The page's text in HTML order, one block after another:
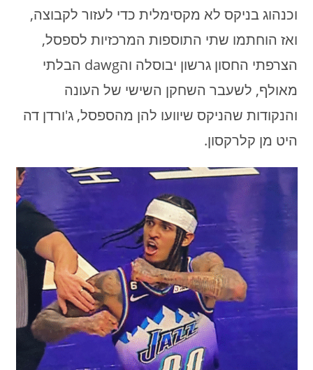
וכנהוג בניקס לא מקסימלית כדי לעזור לקבוצה,
ואז הוחתמו שתי התוספות המרכזיות לספסל,
הצרפתי החסון גרשון יבוסלה והdawg הבלתי
מאולף, לשעבר השחקן השישי של העונה
והנקודות שהניקס שיוועו להן מהספסל, ג'ורדן דה
היט מן קלרקסון.